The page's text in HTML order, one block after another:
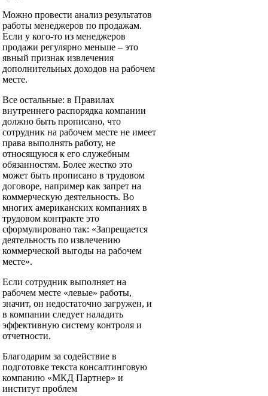
Можно провести анализ результатов
работы менеджеров по продажам.
Если у кого-то из менеджеров
продажи регулярно меньше – это
явный признак извлечения
дополнительных доходов на рабочем
месте.
Все остальные: в Правилах
внутреннего распорядка компании
должно быть прописано, что
сотрудник на рабочем месте не имеет
права выполнять работу, не
относящуюся к его служебным
обязанностям. Более жестко это
может быть прописано в трудовом
договоре, например как запрет на
коммерческую деятельность. Во
многих американских компаниях в
трудовом контракте это
сформулировано так: «Запрещается
деятельность по извлечению
коммерческой выгоды на рабочем
месте».
Если сотрудник выполняет на
рабочем месте «левые» работы,
значит, он недостаточно загружен, и
в компании следует наладить
эффективную систему контроля и
отчетности.
Благодарим за содействие в
подготовке текста консалтинговую
компанию «МКД Партнер» и
институт проблем